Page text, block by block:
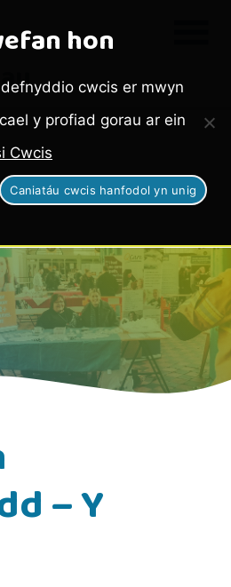
hon
cwcis er mwyn
y profiad gorau ar ein
Cwcis
Caniatáu cwcis hanfodol yn unig
– Y